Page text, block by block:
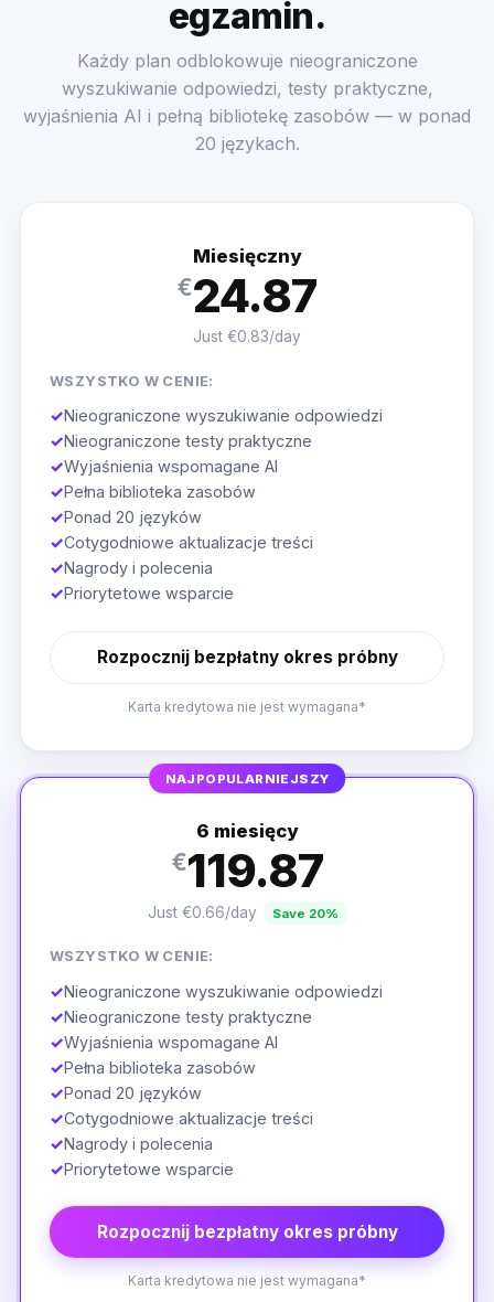
egzamin.
Każdy plan odblokowuje nieograniczone
wyszukiwanie odpowiedzi, testy praktyczne,
wyjaśnienia AI i pełną bibliotekę zasobów — w ponad
20 językach.
Miesięczny
€24.87
Just €0.83/day
WSZYSTKO W CENIE:
✓Nieograniczone wyszukiwanie odpowiedzi
✓Nieograniczone testy praktyczne
✓Wyjaśnienia wspomagane AI
✓Pełna biblioteka zasobów
✓Ponad 20 języków
✓Cotygodniowe aktualizacje treści
✓Nagrody i polecenia
✓Priorytetowe wsparcie
Rozpocznij bezpłatny okres próbny
Karta kredytowa nie jest wymagana*
NAJPOPULARNIEJSZY
6 miesięcy
€119.87
Just €0.66/day Save 20%
WSZYSTKO W CENIE:
✓Nieograniczone wyszukiwanie odpowiedzi
✓Nieograniczone testy praktyczne
✓Wyjaśnienia wspomagane AI
✓Pełna biblioteka zasobów
✓Ponad 20 języków
✓Cotygodniowe aktualizacje treści
✓Nagrody i polecenia
✓Priorytetowe wsparcie
Rozpocznij bezpłatny okres próbny
Karta kredytowa nie jest wymagana*